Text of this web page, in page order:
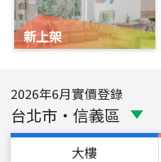
新上架
2026年6月實價登錄
台北市 ・ 信義區
大樓